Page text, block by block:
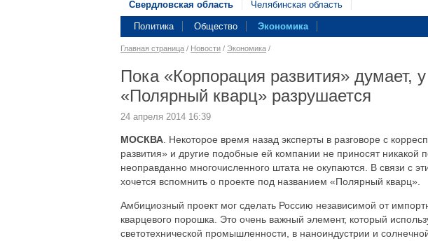
Свердловская область Челябинская область
Политика Общество Экономика
Главная страница / Новости / Экономика /
Пока «Корпорация развития» думает,
«Полярный кварц» разрушается
24 апреля 2014 16:39
МОСКВА . Некоторое время назад эксперты в разговоре с
развития» и другие подобные ей компании не приносят никакой
неоправданно многочисленного штата не окупаются. В связи с
хочется вспомнить о проекте под названием «Полярный кварц».
Амбициозный проект мог сделать Россию независимой от
кварцевого порошка. Это очень важный элемент, который
светотехнической промышленности, в наноиндустрии и